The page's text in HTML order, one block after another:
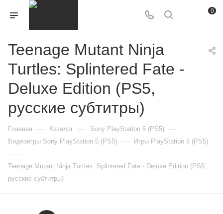
0
Teenage Mutant Ninja
Turtles: Splintered Fate -
Deluxe Edition (PS5,
русские субтитры)
Главная — Каталог — Sony PlayStation 5 (PS5) —
Видеоигры Sony PlayStation 5 (PS5) — Игры PlayStation 5 (PS5)
—
Teenage Mutant Ninja Turtles: Splintered Fate - Deluxe Edition (PS5,
русские субтитры)